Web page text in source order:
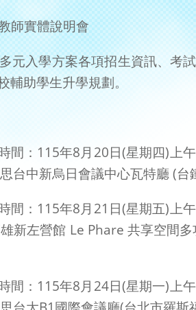
師實體說明會
元入學方案各項招生資訊、考
助學生升學規劃。
間：115年8月20日(星期四)上
台中新烏日會議中心瓦特廳 (台
間：115年8月21日(星期五)上
新左營館 Le Phare 共享空間
間：115年8月24日(星期一)上